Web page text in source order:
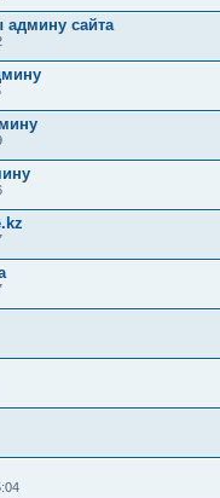
админу сайта